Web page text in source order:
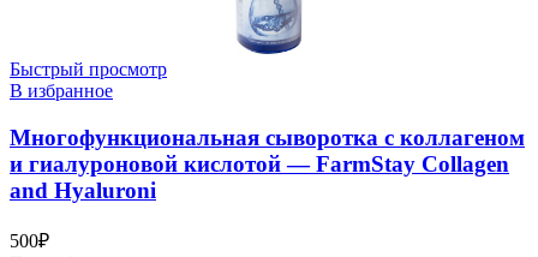
Быстрый просмотр
В избранное
Многофункциональная сыворотка с коллагеном
и гиалуроновой кислотой — FarmStay Collagen
and Hyaluroni
500₽